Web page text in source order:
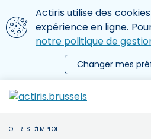
Aller au contenu principal
Nous utilisons des cookies
Actiris utilise des
expérience en ligne.
notre politique de
Changer mes
le menu
OFFRES D'EMPLOI